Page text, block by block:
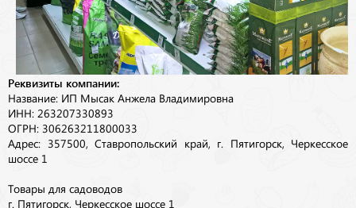
Реквизиты компании:
Название: ИП Мысак Анжела Владимировна
ИНН: 263207330893
ОГРН: 306263211800033
Адрес: 357500, Ставропольский край, г. Пятигорск, Черкесское
шоссе 1
Товары для садоводов
г. Пятигорск, Черкесское шоссе 1